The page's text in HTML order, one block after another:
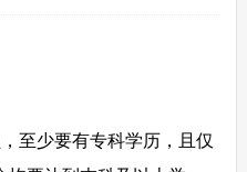
少要有专科学历，且仅